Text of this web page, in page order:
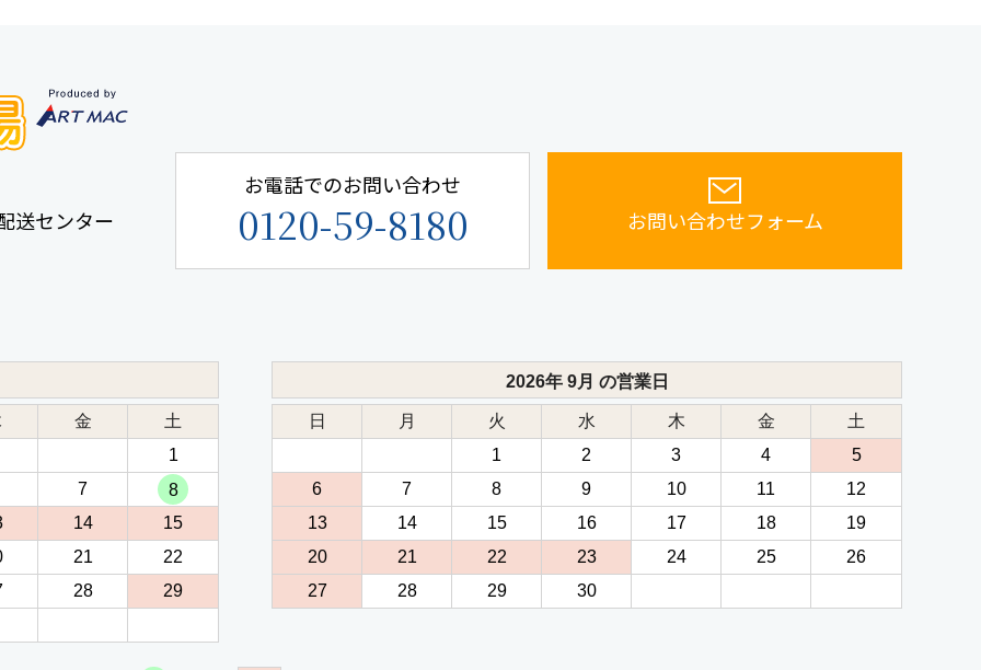
送センター
お電話でのお問い合わせ
0120-59-8180 お問い合わせフォーム